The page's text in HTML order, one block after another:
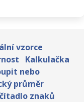
vzorce
Kalkulačka
nebo
průměr
znaků